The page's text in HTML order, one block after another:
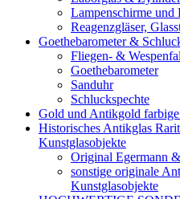
Lampenschirme und
Reagenzgläser,
Goethebarometer &
Fliegen- &
Goethebarometer
Sanduhr
Schluckspechte
Gold und Antikgold
Historisches Antikglas
Kunstglasobjekte
Original Egermann
sonstige originale
Kunstglasobjekte